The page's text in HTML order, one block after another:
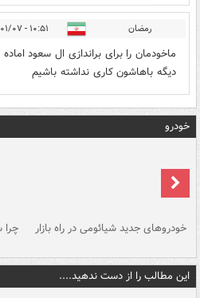
رمضان ۱۰:۵۱ - ۱۴۰۲/۰۱/۰۷
ماخودمان را برای براندازی ال سعود
دیگه باهاشون کاری نداشته باشیم
خودرو
خودروهای جدید شیائومی در راه بازار
این مطالب را از دست ندهید....